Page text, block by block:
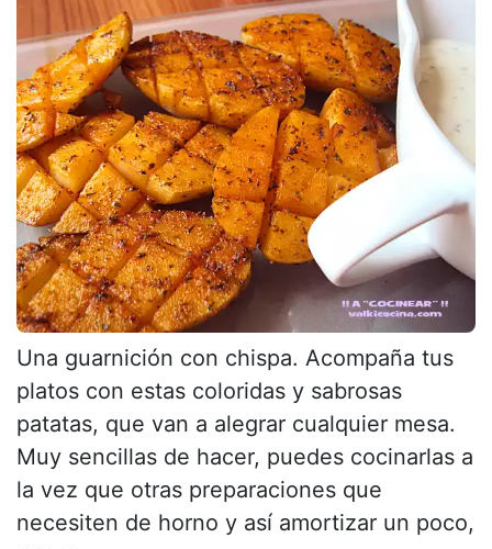
Una guarnición con chispa. Acompaña tus
platos con estas coloridas y sabrosas
patatas, que van a alegrar cualquier mesa.
Muy sencillas de hacer, puedes cocinarlas a
la vez que otras preparaciones que
necesiten de horno y así amortizar un poco,